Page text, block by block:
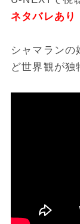
ネタバレあり
シャマランの
ど世界観が独